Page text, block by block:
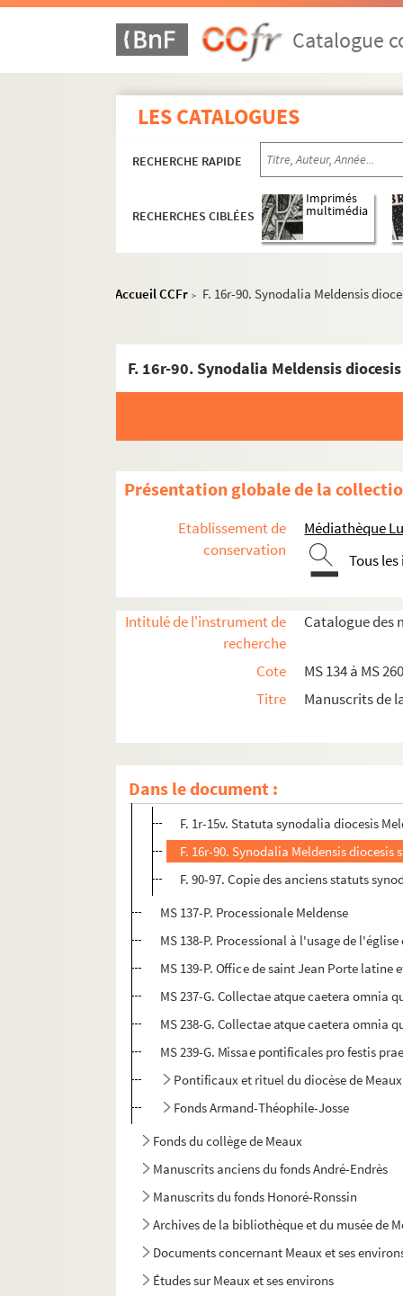
Catalogue
LES CATALOGUES
RECHERCHE RAPIDE
RECHERCHES CIBLÉES
Imprimés
multimédia
Accueil CCFr > F. 16r-90. Synodalia Meldensis
F. 16r-90. Synodalia Meldensis
Présentation globale de la
Etablissement de
conservation
Médiathèque
Tous
Intitulé de l'instrument de
recherche
Catalogue des
Cote
MS 134 à MS
Titre
Manuscrits de
Dans le document :
Manuscrits de l'évêché et du grand séminaire
MS 135-P. Livre d'oraisons
MS 136-P. Statuts synodaux de Meaux
F. 1r-15v. Statuta synodalia diocesis
F. 16r-90. Synodalia Meldensis diocesis
F. 90-97. Copie des anciens statuts
MS 137-P. Processionale Meldense
MS 138-P. Processional à l'usage de
MS 139-P. Office de saint Jean Porte
MS 237-G. Collectae atque caetera omnia
MS 238-G. Collectae atque caetera omnia
MS 239-G. Missae pontificales pro festis
Pontificaux et rituel du diocèse de Meaux
Fonds Armand-Théophile-Josse
Fonds du collège de Meaux
Manuscrits anciens du fonds André-Endrès
Manuscrits du fonds Honoré-Ronssin
Archives de la bibliothèque et du musée de
Documents concernant Meaux et ses
Études sur Meaux et ses environs